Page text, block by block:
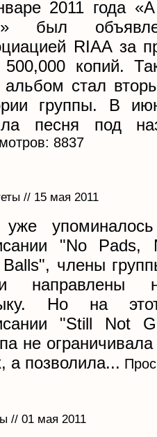
2011 года
был
RIAA за
копий.
альбом стал
группы. В
песня под
8837
// 15 мая 2011
уже
"No Pads,
члены
направлены
Но на
"Still Not
не
а позволила...
// 01 мая 2011